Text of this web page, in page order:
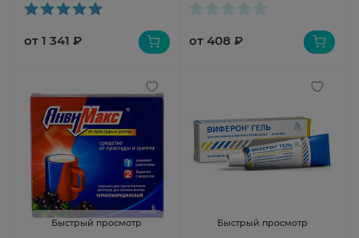
от 1 341 ₽ от 408 ₽
Быстрый просмотр Быстрый просмотр